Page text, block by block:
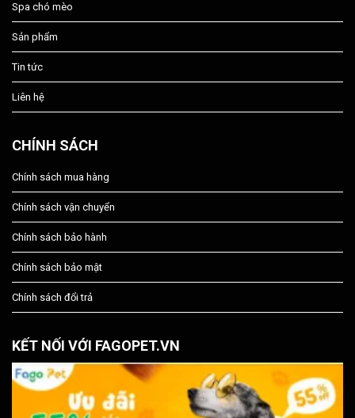
Spa chó mèo
Sản phẩm
Tin tức
Liên hệ
CHÍNH SÁCH
Chính sách mua hàng
Chính sách vận chuyển
Chính sách bảo hành
Chính sách bảo mật
Chính sách đổi trả
KẾT NỐI VỚI FAGOPET.VN